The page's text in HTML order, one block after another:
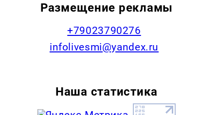
Размещение рекламы
+79023790276
infolivesmi@yandex.ru
Наша статистика